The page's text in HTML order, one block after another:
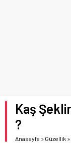
Kaş
?
Anasayfa » Güzellik »